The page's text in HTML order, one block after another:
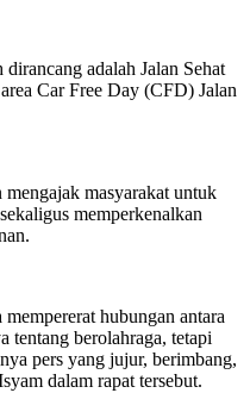
adalah Jalan Sehat
Car Free Day (CFD) Jalan
masyarakat untuk
memperkenalkan
hubungan antara
tentang berolahraga, tetapi
pers yang jujur, berimbang,
dalam rapat tersebut.